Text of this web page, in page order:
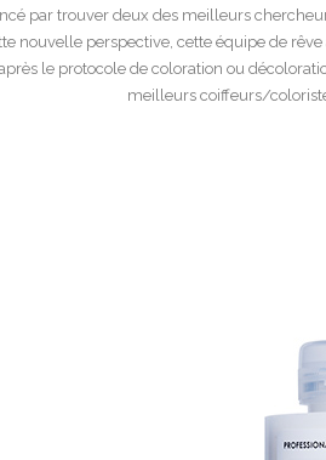
par trouver deux des meilleurs
nouvelle perspective, cette équipe de
le protocole de coloration ou
meilleurs coiffeurs/